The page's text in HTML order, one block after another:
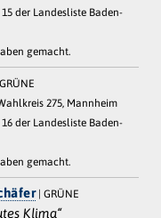
der Landesliste Baden-
gemacht.
GRÜNE
275, Mannheim
der Landesliste Baden-
gemacht.
| GRÜNE
Klima“